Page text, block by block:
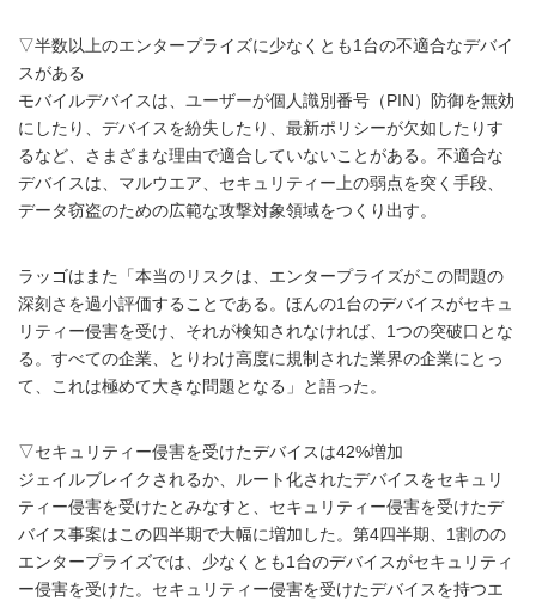
▽半数以上のエンタープライズに少なくとも1台の不適合なデバイ
スがある
モバイルデバイスは、ユーザーが個人識別番号（PIN）防御を無効
にしたり、デバイスを紛失したり、最新ポリシーが欠如したりす
るなど、さまざまな理由で適合していないことがある。不適合な
デバイスは、マルウエア、セキュリティー上の弱点を突く手段、
データ窃盗のための広範な攻撃対象領域をつくり出す。
ラッゴはまた「本当のリスクは、エンタープライズがこの問題の
深刻さを過小評価することである。ほんの1台のデバイスがセキュ
リティー侵害を受け、それが検知されなければ、1つの突破口とな
る。すべての企業、とりわけ高度に規制された業界の企業にとっ
て、これは極めて大きな問題となる」と語った。
▽セキュリティー侵害を受けたデバイスは42%増加
ジェイルブレイクされるか、ルート化されたデバイスをセキュリ
ティー侵害を受けたとみなすと、セキュリティー侵害を受けたデ
バイス事案はこの四半期で大幅に増加した。第4四半期、1割のの
エンタープライズでは、少なくとも1台のデバイスがセキュリティ
ー侵害を受けた。セキュリティー侵害を受けたデバイスを持つエ